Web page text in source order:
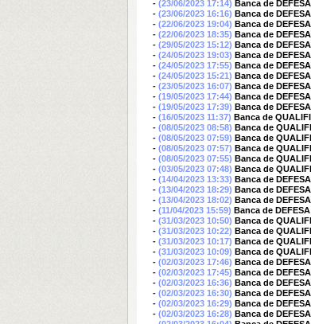
- (23/06/2023 17:14) Banca de
- (23/06/2023 16:16) Banca de
- (22/06/2023 19:04) Banca de
- (22/06/2023 18:35) Banca de
- (29/05/2023 15:12) Banca de
- (24/05/2023 19:03) Banca de
- (24/05/2023 17:55) Banca de
- (24/05/2023 15:21) Banca de
- (23/05/2023 16:07) Banca de
- (19/05/2023 17:44) Banca de
- (19/05/2023 17:39) Banca de
- (16/05/2023 11:37) Banca de
- (08/05/2023 08:58) Banca de
- (08/05/2023 07:59) Banca de
- (08/05/2023 07:57) Banca de
- (08/05/2023 07:55) Banca de
- (03/05/2023 07:48) Banca de
- (14/04/2023 13:33) Banca de
- (13/04/2023 18:29) Banca de
- (13/04/2023 18:02) Banca de
- (11/04/2023 15:59) Banca de
- (31/03/2023 10:50) Banca de
- (31/03/2023 10:22) Banca de
- (31/03/2023 10:17) Banca de
- (31/03/2023 10:09) Banca de
- (02/03/2023 17:46) Banca de
- (02/03/2023 17:45) Banca de
- (02/03/2023 16:36) Banca de
- (02/03/2023 16:30) Banca de
- (02/03/2023 16:29) Banca de
- (02/03/2023 16:28) Banca de